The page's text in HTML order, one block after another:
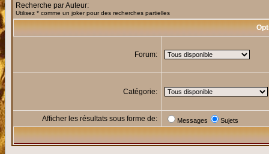
Recherche par Auteur:
Utilisez * comme un joker pour des recherches partielles
Forum:
Catégorie:
Afficher les résultats sous forme de: Messages Sujets